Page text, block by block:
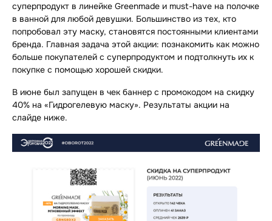
суперпродукт в линейке Greenmade и must-have на полочке
в ванной для любой девушки. Большинство из тех, кто
попробовал эту маску, становятся постоянными клиентами
бренда. Главная задача этой акции: познакомить как можно
больше покупателей с суперпродуктом и подтолкнуть их к
покупке с помощью хорошей скидки.
В июне был запущен в чек баннер с промокодом на скидку
40% на «Гидрогелевую маску». Результаты акции на
слайде ниже.